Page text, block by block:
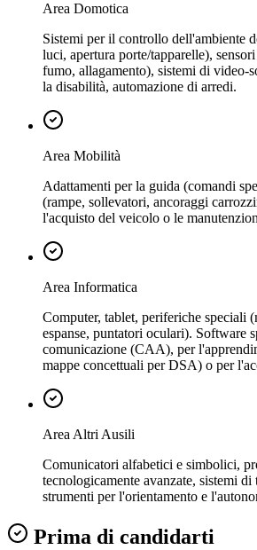
Area Domotica
Sistemi per il controllo dell'ambiente
luci, apertura porte/tapparelle),
fumo, allagamento), sistemi di video-
la disabilità, automazione di arredi.
Area Mobilità
Adattamenti per la guida (comandi
(rampe, sollevatori, ancoraggi
l'acquisto del veicolo o le
Area Informatica
Computer, tablet, periferiche speciali
espanse, puntatori oculari). Software
comunicazione (CAA), per
mappe concettuali per DSA) o per
Area Altri Ausili
Comunicatori alfabetici e simbolici,
tecnologicamente avanzate, sistemi di
strumenti per l'orientamento e
Prima di candidarti